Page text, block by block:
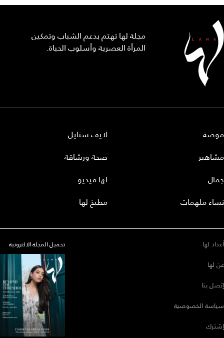
مجلة لها تهتم بدعم الشباب وتمكين
المرأة العصرية وأسلوب الحياة.
موضة
مشاهير
جمال
نساء ملهمات
لايف ستايل
صحة ورشاقة
لها فيديو
مطبخ لها
أعداد لها
عن لها
إتصل بنا
سياسة الخصوصية
إشترك
تحميل المجلة الاكترونية